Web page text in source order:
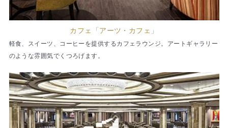
カフェ「アーツ・カフェ」
軽食、スイーツ、コーヒーを提供するカフェラウンジ。アートギャラリー
のような雰囲気でくつろげます。